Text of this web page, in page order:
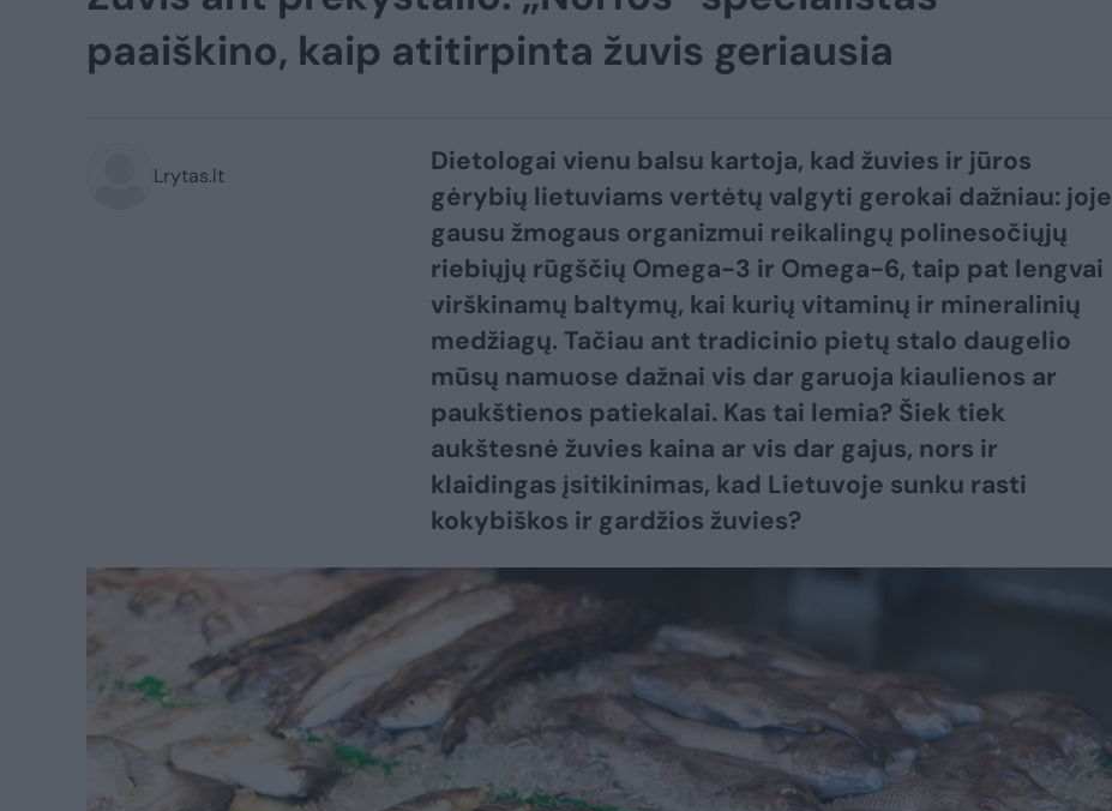
paaiškino, kaip atitirpinta žuvis geriausia
Lrytas.lt
Dietologai vienu balsu kartoja, kad žuvies ir jūros
gėrybių lietuviams vertėtų valgyti gerokai dažniau: joje
gausu žmogaus organizmui reikalingų polinesočiųjų
riebiųjų rūgščių Omega-3 ir Omega-6, taip pat lengvai
virškinamų baltymų, kai kurių vitaminų ir mineralinių
medžiagų. Tačiau ant tradicinio pietų stalo daugelio
mūsų namuose dažnai vis dar garuoja kiaulienos ar
paukštienos patiekalai. Kas tai lemia? Šiek tiek
aukštesnė žuvies kaina ar vis dar gajus, nors ir
klaidingas įsitikinimas, kad Lietuvoje sunku rasti
kokybiškos ir gardžios žuvies?